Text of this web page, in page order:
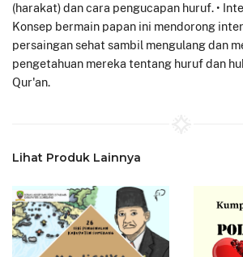
(harakat) dan cara pengucapan huruf. •
Konsep bermain papan ini mendorong
persaingan sehat sambil mengulang dan
pengetahuan mereka tentang huruf dan
Qur'an.
Lihat Produk Lainnya